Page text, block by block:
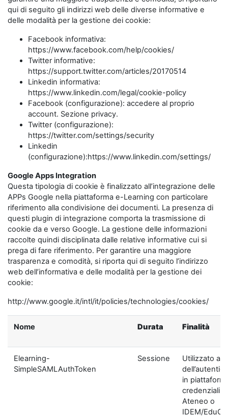
qui di seguito gli indirizzi web delle diverse informative e
delle modalità per la gestione dei cookie:
Facebook informativa:
https://www.facebook.com/help/cookies/
Twitter informative:
https://support.twitter.com/articles/20170514
Linkedin informativa:
https://www.linkedin.com/legal/cookie-policy
Facebook (configurazione): accedere al proprio
account. Sezione privacy.
Twitter (configurazione):
https://twitter.com/settings/security
Linkedin
(configurazione):https://www.linkedin.com/settings/
Google Apps Integration
Questa tipologia di cookie è finalizzato all’integrazione delle
APPs Google nella piattaforma e-Learning con particolare
riferimento alla condivisione dei documenti. La presenza di
questi plugin di integrazione comporta la trasmissione di
cookie da e verso Google. La gestione delle informazioni
raccolte quindi disciplinata dalle relative informative cui si
prega di fare riferimento. Per garantire una maggiore
trasparenza e comodità, si riporta qui di seguito l’indirizzo
web dell’informativa e delle modalità per la gestione dei
cookie:
http://www.google.it/intl/it/policies/technologies/cookies/
Nome Durata Finalità
Elearning-
SimpleSAMLAuthToken
Sessione
Utilizzato ai
in
credenziali di
Ateneo o
IDEM/